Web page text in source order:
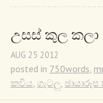
උසස් කුල
AUG 25 2012
posted in 750words
කවිය ගැටලු ඡායාරූප